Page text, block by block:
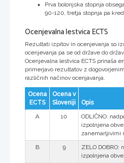
Prva bolonjska stopnja
90-120, tretja stopnja pa
Ocenjevalna lestvica ECTS
Rezultati izpitov in ocenjevanja so
ocenjevanja pa se od države do
Ocenjevalna lestvica ECTS prinaša
primerjavo rezultatov z
različnih načinov ocenjavanja.
Ocena
ECTS
Ocena v
Sloveniji
Opis
A
10
ODLIČNO:
izpolnjena
zanemarljivimi
B
9
ZELO DOBRO:
izpolnjena